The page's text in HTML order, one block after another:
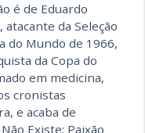
é de Eduardo
da Seleção
do Mundo de 1966,
da Copa do
em medicina,
cronistas
e acaba de
Existe: Paixão